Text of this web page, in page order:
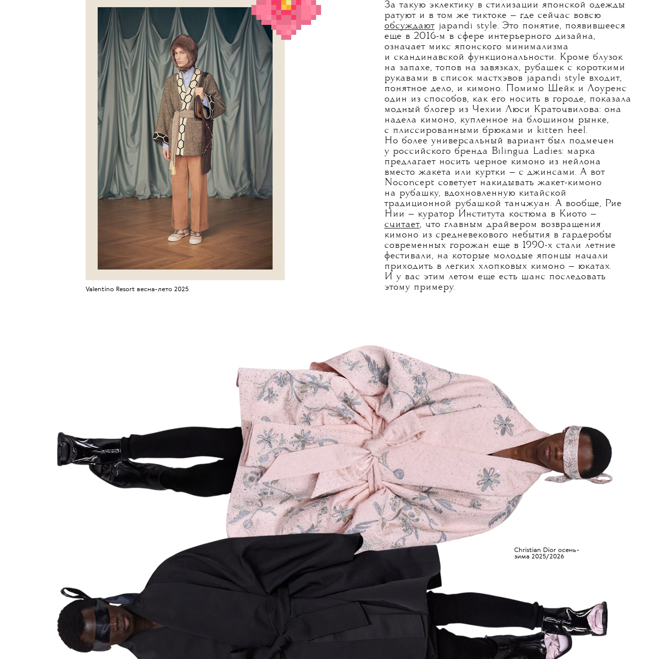
За такую эклектику в стилизации японской одежды
ратуют и в том же тиктоке — где сейчас вовсю
обсуждают japandi style. Это понятие, появившееся
еще в 2016-м в сфере интерьерного дизайна,
означает микс японского минимализма
и скандинавской функциональности. Кроме блузок
на запахе, топов на завязках, рубашек с короткими
рукавами в список мастхэвов japandi style входит,
понятное дело, и кимоно. Помимо Шейк и Лоуренс
один из способов, как его носить в городе, показала
модный блогер из Чехии Люси Краточвилова: она
надела кимоно, купленное на блошином рынке,
с плиссированными брюками и kitten heel.
Но более универсальный вариант был подмечен
у российского бренда Bilingua Ladies: марка
предлагает носить черное кимоно из нейлона
вместо жакета или куртки — с джинсами. А вот
Noconcept советует накидывать жакет-кимоно
на рубашку, вдохновленную китайской
традиционной рубашкой танчжуан. А вообще, Рие
Нии — куратор Института костюма в Киото —
считает, что главным драйвером возвращения
кимоно из средневекового небытия в гардеробы
современных горожан еще в 1990-х стали летние
фестивали, на которые молодые японцы начали
приходить в легких хлопковых кимоно — юкатах.
И у вас этим летом еще есть шанс последовать
этому примеру.
Valentino Resort весна-лето 2025
Christian Dior осень-
зима 2025/2026